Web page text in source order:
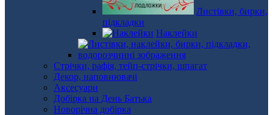
Листівки, бирки,
підкладки
Наклейки
Стрічки, рафія, тейп-стрічки, шпагат
Декор, наповнювачі
Аксесуари
Добірка на День Батька
Новорічна добірка